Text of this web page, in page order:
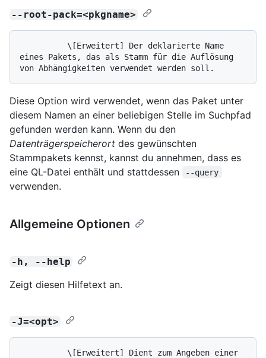
--root-pack=<pkgname>
eines Pakets, das als Stamm für die Auflösung
Diese Option wird verwendet, wenn das Paket unter
diesem Namen an einer beliebigen Stelle im Suchpfad
gefunden werden kann. Wenn du den
Datenträgerspeicherort des gewünschten
Stammpakets kennst, kannst du annehmen, dass es
eine QL-Datei enthält und stattdessen
--query
verwenden.
Allgemeine Optionen
-h, --help
Zeigt diesen Hilfetext an.
-J=<opt>